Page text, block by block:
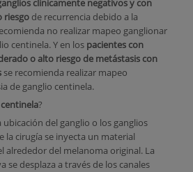
clínicamente negativos y con
riesgo de recurrencia debido a la
no realizar mapeo ganglionar
centinela. Y en los pacientes con
o alto riesgo de metástasis con
se recomienda realizar mapeo
de ganglio centinela.
?
del ganglio o los ganglios
la cirugía se inyecta un material
alrededor del melanoma original. La
se desplaza a través de los canales